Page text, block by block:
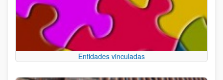
Entidades vinculadas